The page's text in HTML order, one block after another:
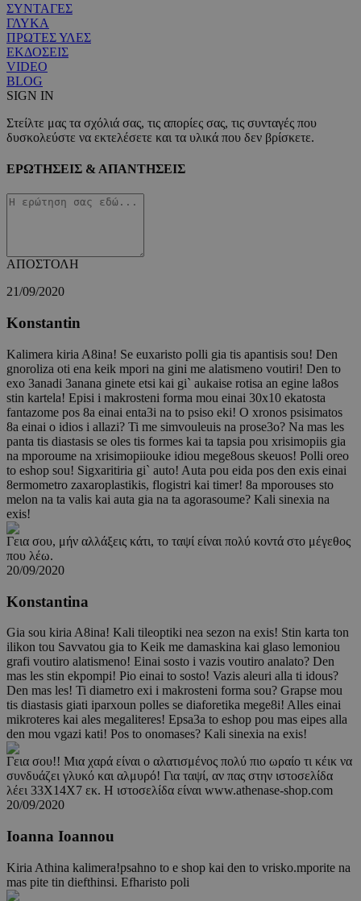
ΣΥΝΤΑΓΕΣ
ΓΛΥΚΑ
ΠΡΩΤΕΣ ΥΛΕΣ
ΕΚΔΟΣΕΙΣ
VIDEO
BLOG
SIGN IN
Στείλτε μας τα σχόλιά σας, τις απορίες σας, τις συνταγές που
δυσκολεύστε να εκτελέσετε και τα υλικά που δεν βρίσκετε.
ΕΡΩΤΗΣΕΙΣ & ΑΠΑΝΤΗΣΕΙΣ
ΑΠΟΣΤΟΛΗ
21/09/2020
Konstantin
Kalimera kiria A8ina! Se euxaristo polli gia tis apantisis sou! Den
gnoroliza oti ena keik mpori na gini me alatismeno voutiri! Den to
exo 3anadi 3anana ginete etsi kai gi` aukaise rotisa an egine la8os
stin kartela! Episi i makrosteni forma mou einai 30x10 ekatosta
fantazome pos 8a einai enta3i na to psiso eki! O xronos psisimatos
8a einai o idios i allazi? Ti me simvouleuis na prose3o? Na mas les
panta tis diastasis se oles tis formes kai ta tapsia pou xrisimopiis gia
na mporoume na xrisimopiiouke idiou mege8ous skeuos! Polli oreo
to eshop sou! Sigxaritiria gi` auto! Auta pou eida pos den exis einai
8ermometro zaxaroplastikis, flogistri kai timer! 8a mporouses sto
melon na ta valis kai auta gia na ta agorasoume? Kali sinexia na
exis!
Γεια σου, μήν αλλάξεις κάτι, το ταψί είναι πολύ κοντά στο μέγεθος
που λέω.
20/09/2020
Konstantina
Gia sou kiria A8ina! Kali tileoptiki nea sezon na exis! Stin karta ton
ilikon tou Savvatou gia to Keik me damaskina kai glaso lemoniou
grafi voutiro alatismeno! Einai sosto i vazis voutiro analato? Den
mas les stin ekpompi! Pio einai to sosto! Vazis aleuri alla ti idous?
Den mas les! Ti diametro exi i makrosteni forma sou? Grapse mou
tis diastasis giati iparxoun polles se diaforetika mege8i! Alles einai
mikroteres kai ales megaliteres! Epsa3a to eshop pou mas eipes alla
den mou vgazi kati! Pos to onomases? Kali sinexia na exis!
Γεια σου!! Μια χαρά είναι ο αλατισμένος πολύ πιο ωραίο τι κέικ να
συνδυάζει γλυκό και αλμυρό! Για ταψί, αν πας στην ιστοσελίδα
λέει 33Χ14Χ7 εκ. Η ιστοσελίδα είναι www.athenase-shop.com
20/09/2020
Ioanna Ioannou
Kiria Athina kalimera!psahno to e shop kai den to vrisko.mporite na
mas pite tin diefthinsi. Efharisto poli